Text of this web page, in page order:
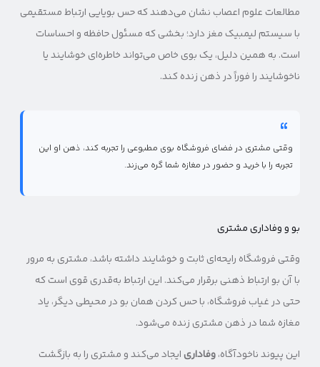
مطالعات علوم اعصاب نشان می‌دهند که حس بویایی ارتباط مستقیمی
با سیستم لیمبیک مغز دارد؛ بخشی که مسئول حافظه و احساسات
است. به همین دلیل، یک بوی خاص می‌تواند خاطره‌ای خوشایند یا
ناخوشایند را فوراً در ذهن زنده کند.
وقتی مشتری در فضای فروشگاه بوی مطبوعی را تجربه کند، ذهن او این
تجربه را با خرید و حضور در مغازه شما گره می‌زند.
بو و وفاداری مشتری
وقتی فروشگاه رایحه‌ای ثابت و خوشایند داشته باشد، مشتری به مرور
با آن بو ارتباط ذهنی برقرار می‌کند. این ارتباط به‌قدری قوی است که
حتی در غیاب فروشگاه، با حس کردن همان بو در محیطی دیگر، یاد
مغازه شما در ذهن مشتری زنده می‌شود.
این پیوند ناخودآگاه،وفاداریایجاد می‌کند و مشتری را به بازگشت